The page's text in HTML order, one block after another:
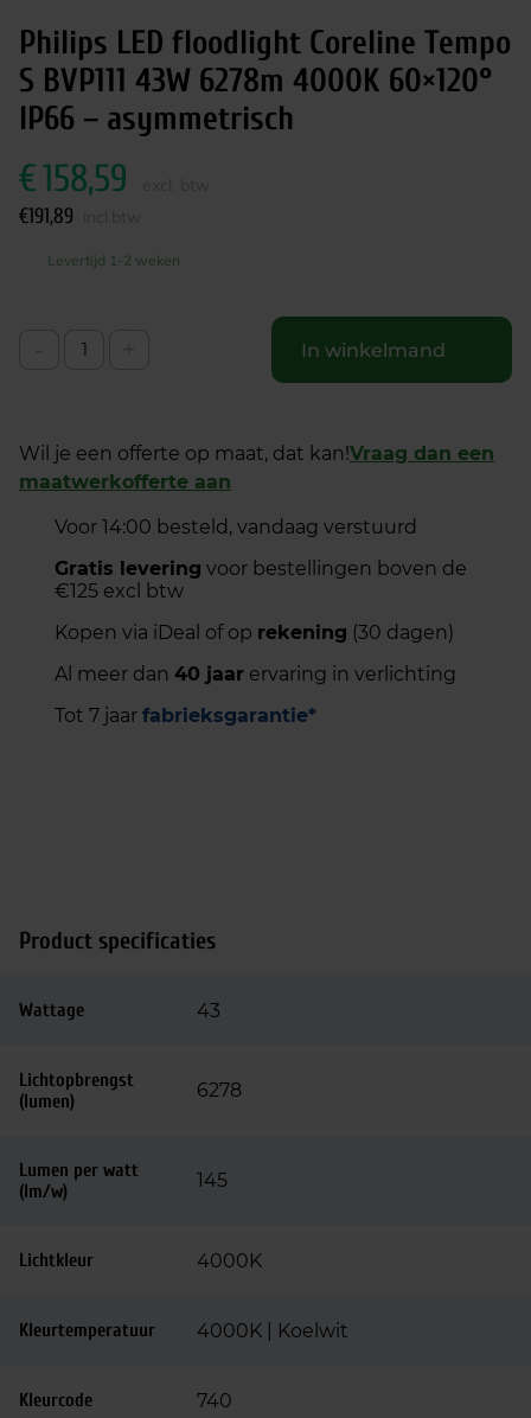
Philips LED floodlight Coreline Tempo
S BVP111 43W 6278m 4000K 60×120°
IP66 – asymmetrisch
€158,59
€191,89
Levertijd 1-2 weken
In winkelmand
Wil je een offerte op maat, dat kan!Vraag dan een
maatwerkofferte aan
Voor 14:00 besteld, vandaag verstuurd
Gratis levering voor bestellingen boven de
€125 excl btw
Kopen via iDeal of op rekening (30 dagen)
Al meer dan 40 jaar ervaring in verlichting
Tot 7 jaar fabrieksgarantie*
Product specificaties
Wattage 43
Lichtopbrengst
(lumen)
6278
Lumen per watt
(lm/w)
145
Lichtkleur 4000K
Kleurtemperatuur 4000K | Koelwit
Kleurcode 740